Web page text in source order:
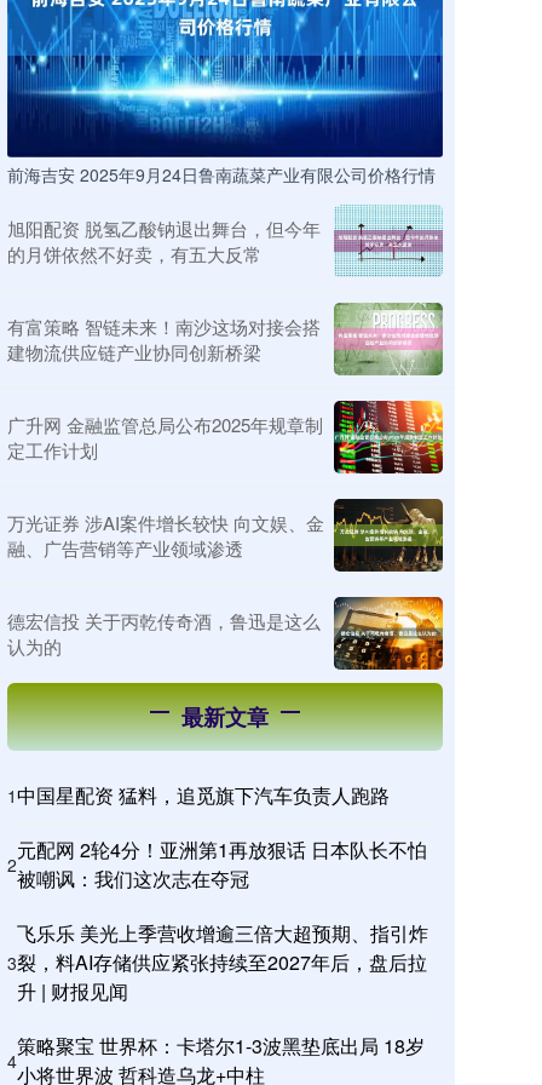
前海吉安 2025年9月24日鲁南蔬菜产业有限公司价格行情
旭阳配资 脱氢乙酸钠退出舞台，但今年
的月饼依然不好卖，有五大反常
有富策略 智链未来！南沙这场对接会搭
建物流供应链产业协同创新桥梁
广升网 金融监管总局公布2025年规章制
定工作计划
万光证券 涉AI案件增长较快 向文娱、金
融、广告营销等产业领域渗透
德宏信投 关于丙乾传奇酒，鲁迅是这么
认为的
最新文章
1中国星配资 猛料，追觅旗下汽车负责人跑路
2
元配网 2轮4分！亚洲第1再放狠话 日本队长不怕
被嘲讽：我们这次志在夺冠
3
飞乐乐 美光上季营收增逾三倍大超预期、指引炸
裂，料AI存储供应紧张持续至2027年后，盘后拉
升 | 财报见闻
4
策略聚宝 世界杯：卡塔尔1-3波黑垫底出局 18岁
小将世界波 哲科造乌龙+中柱